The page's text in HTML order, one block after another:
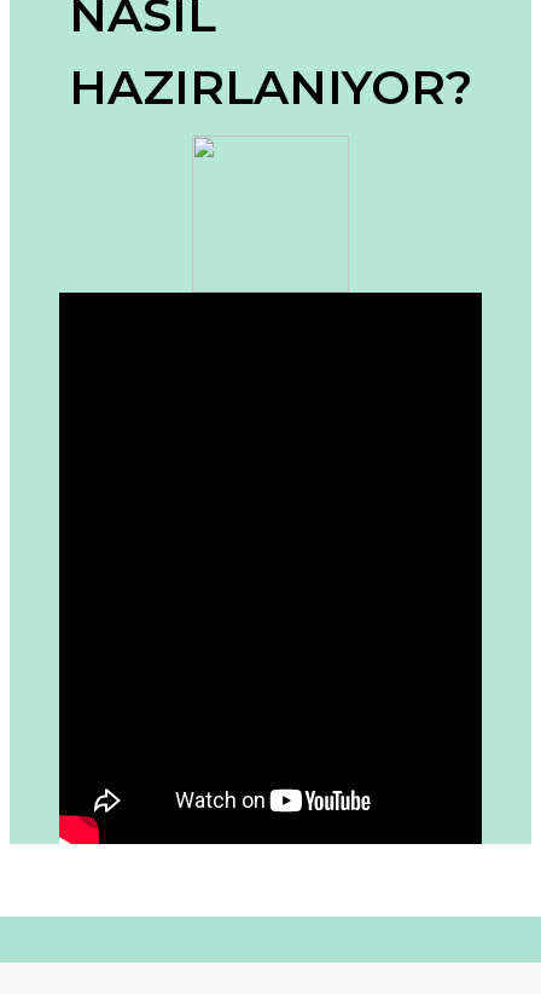
Ürün açıklamasında eksik bilgiler bulunuyor.
Ürün fiyatı diğer sitelerden daha pahalı.
Bu ürüne benzer farklı alternatifler olmalı.
NASIL
HAZIRLANIYOR?